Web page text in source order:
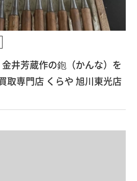
金井芳蔵作の鉋（かんな）を
取専門店 くらや 旭川東光店